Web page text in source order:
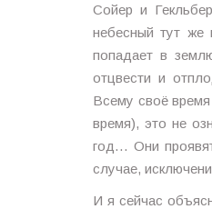
Сойер и
небесный тут же
попадает в
отцвести и
Всему своё время
время), это не
год… Они
случае,
И я сейчас